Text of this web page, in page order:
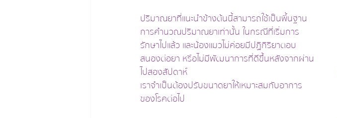
ปริมาณยาที่แนะนำข้างต้นนี้สามารถใช้เป็นพื้นฐาน
การคำนวณปริมาณยาเท่านั้น ในกรณีที่เริ่มการ
รักษาไปแล้ว และน้องแมวไม่ค่อยมีปฏิกิริยาตอบ
สนองต่อยา หรือไม่มีพัฒนาการที่ดีขึ้นหลังจากผ่าน
ไปสองสัปดาห์
เราจำเป็นต้องปรับขนาดยาให้เหมาะสมกับอาการ
ของโรคต่อไป